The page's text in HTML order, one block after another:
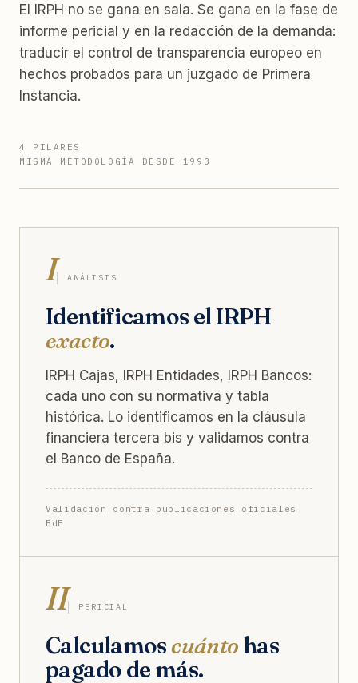
El IRPH no se gana en sala. Se gana en la fase de
informe pericial y en la redacción de la demanda:
traducir el control de transparencia europeo en
hechos probados para un juzgado de Primera
Instancia.
4 PILARES
MISMA METODOLOGÍA DESDE 1993
I ANÁLISIS
Identificamos el IRPH
exacto.
IRPH Cajas, IRPH Entidades, IRPH Bancos:
cada uno con su normativa y tabla
histórica. Lo identificamos en la cláusula
financiera tercera bis y validamos contra
el Banco de España.
Validación contra publicaciones oficiales
BdE
II PERICIAL
Calculamoscuánto has
pagado de más.